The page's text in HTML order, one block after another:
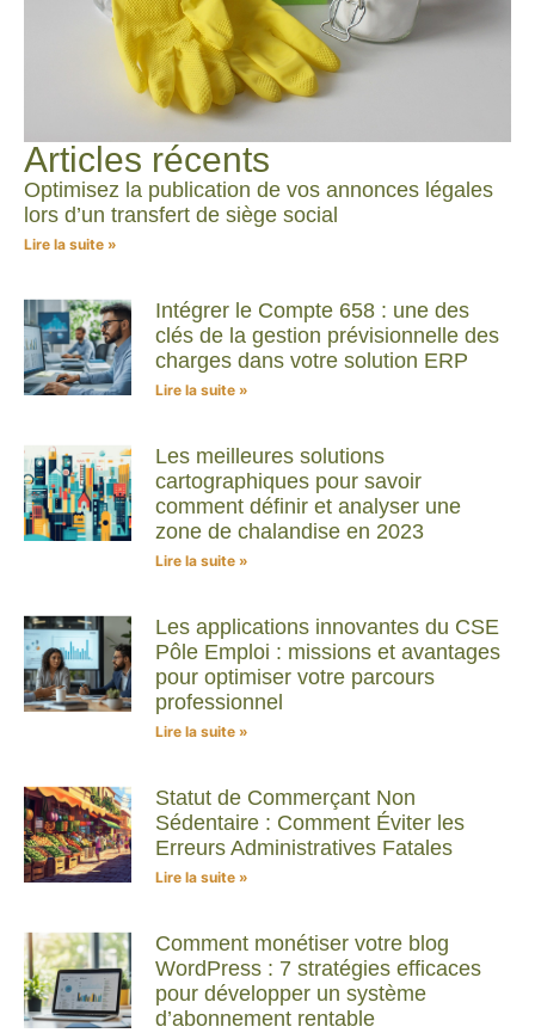
Articles récents
Optimisez la publication de vos annonces légales
lors d’un transfert de siège social
Lire la suite »
Intégrer le Compte 658 : une des
clés de la gestion prévisionnelle des
charges dans votre solution ERP
Lire la suite »
Les meilleures solutions
cartographiques pour savoir
comment définir et analyser une
zone de chalandise en 2023
Lire la suite »
Les applications innovantes du CSE
Pôle Emploi : missions et avantages
pour optimiser votre parcours
professionnel
Lire la suite »
Statut de Commerçant Non
Sédentaire : Comment Éviter les
Erreurs Administratives Fatales
Lire la suite »
Comment monétiser votre blog
WordPress : 7 stratégies efficaces
pour développer un système
d’abonnement rentable